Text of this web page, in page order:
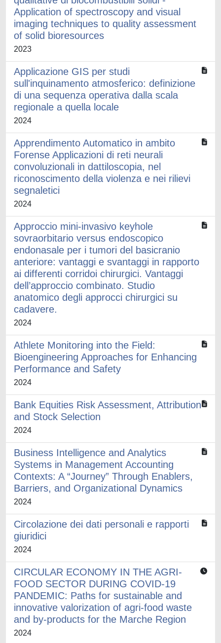
Application of spectroscopy and visual
imaging techniques to quality assessment
of solid bioresources
2023
Applicazione GIS per studi
sull'inquinamento atmosferico: definizione
di una sequenza operativa dalla scala
regionale a quella locale
2024
Apprendimento Automatico in ambito
Forense Applicazioni di reti neurali
convoluzionali in dattiloscopia, nel
riconoscimento della violenza e nei rilievi
segnaletici
2024
Approccio mini-invasivo keyhole
sovraorbitario versus endoscopico
endonasale per i tumori del basicranio
anteriore: vantaggi e svantaggi in rapporto
ai differenti corridoi chirurgici. Vantaggi
dell’approccio combinato. Studio
anatomico degli approcci chirurgici su
cadavere.
2024
Athlete Monitoring into the Field:
Bioengineering Approaches for Enhancing
Performance and Safety
2024
Bank Equities Risk Assessment, Attribution
and Stock Selection
2024
Business Intelligence and Analytics
Systems in Management Accounting
Contexts: A “Journey” Through Enablers,
Barriers, and Organizational Dynamics ​
2024
Circolazione dei dati personali e rapporti
giuridici
2024
CIRCULAR ECONOMY IN THE AGRI-
FOOD SECTOR DURING COVID-19
PANDEMIC: Paths for sustainable and
innovative valorization of agri-food waste
and by-products for the Marche Region
2024